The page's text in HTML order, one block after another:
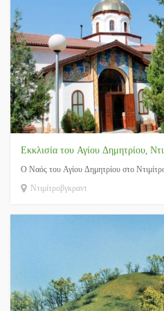
Εκκλισία του Αγίου Δημητρίου,
Ο Ναός του Αγίου Δημητρίου στο
Ντιμίτροβγκραντ